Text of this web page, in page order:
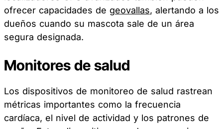
ofrecer capacidades de geovallas, alertando a los
dueños cuando su mascota sale de un área
segura designada.
Monitores de salud
Los dispositivos de monitoreo de salud rastrean
métricas importantes como la frecuencia
cardíaca, el nivel de actividad y los patrones de